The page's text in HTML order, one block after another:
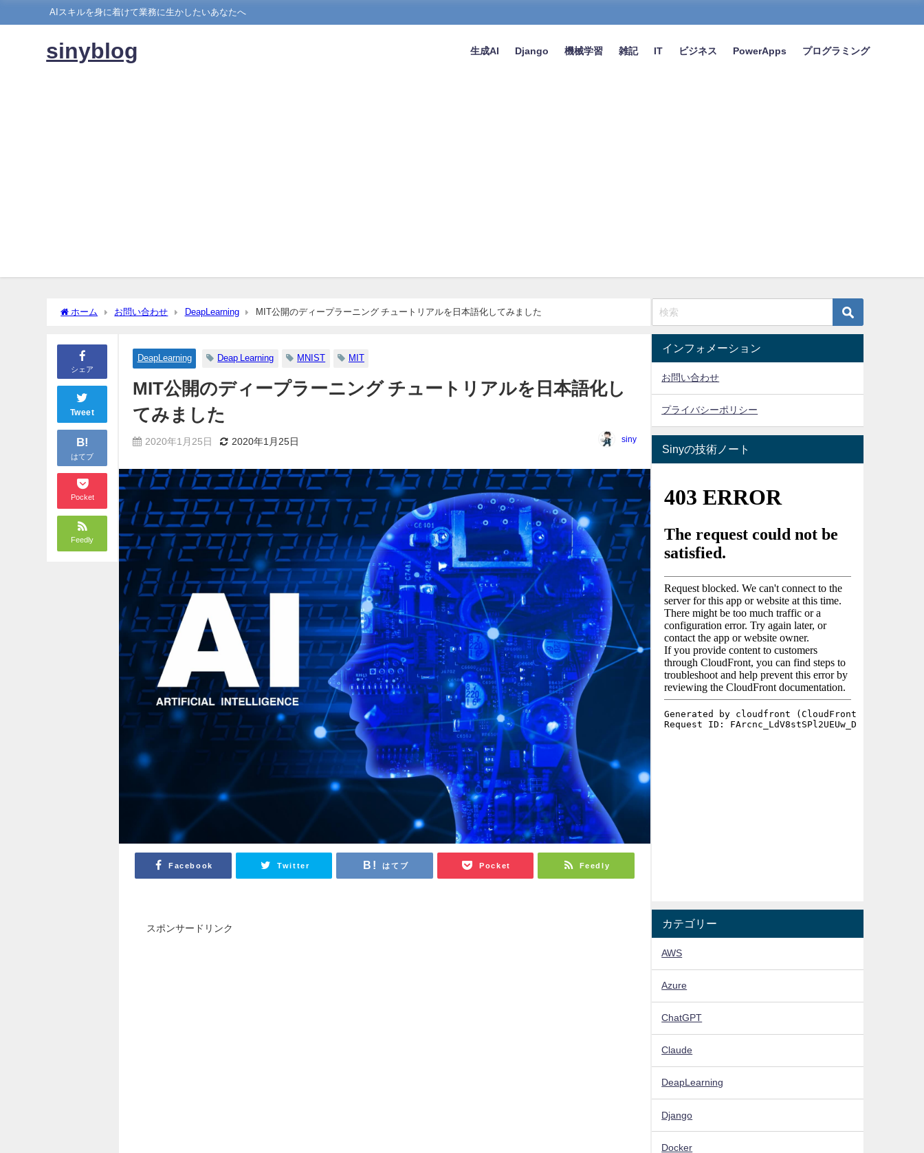
AIスキルを身に着けて業務に生かしたいあなたへ
sinyblog 生成AI Django 機械学習 雑記 IT ビジネス PowerApps プログラミング
ホーム お問い合わせ DeapLearning MIT公開のディープラーニング チュートリアルを日本語化してみました
シェア
Tweet
B!
はてブ
Pocket
Feedly
DeapLearning Deap Learning MNIST MIT
MIT公開のディープラーニング チュートリアルを日本語化し
てみました
2020年1月25日 2020年1月25日 siny
Facebook Twitter はてブ Pocket Feedly
スポンサードリンク
インフォメーション
お問い合わせ
プライバシーポリシー
Sinyの技術ノート
カテゴリー
AWS
Azure
ChatGPT
Claude
DeapLearning
Django
Docker